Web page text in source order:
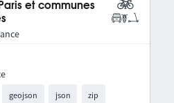
et communes
geojson json zip